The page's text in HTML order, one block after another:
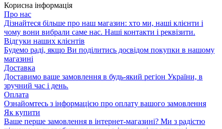
Корисна інформація
Про нас
Дізнайтеся більше про наш магазин: хто ми, наші клієнти і
чому вони вибрали саме нас. Наші контакти і реквізити.
Відгуки наших клієнтів
Будемо раді, якщо Ви поділитись досвідом покупки в нашому
магазині
Доставка
Доставимо ваше замовлення в будь-який регіон України, в
зручний час і день.
Оплата
Ознайомтесь з інформацією про оплату вашого замовлення
Як купити
Ваше перше замовлення в інтернет-магазині? Ми з радістю